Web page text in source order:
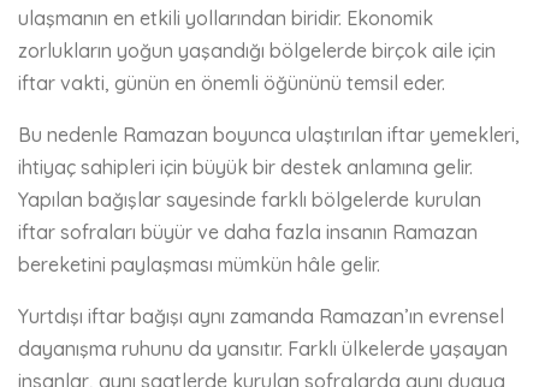
ulaşmanın en etkili yollarından biridir. Ekonomik
zorlukların yoğun yaşandığı bölgelerde birçok aile için
iftar vakti, günün en önemli öğününü temsil eder.
Bu nedenle Ramazan boyunca ulaştırılan iftar yemekleri,
ihtiyaç sahipleri için büyük bir destek anlamına gelir.
Yapılan bağışlar sayesinde farklı bölgelerde kurulan
iftar sofraları büyür ve daha fazla insanın Ramazan
bereketini paylaşması mümkün hâle gelir.
Yurtdışı iftar bağışı aynı zamanda Ramazan’ın evrensel
dayanışma ruhunu da yansıtır. Farklı ülkelerde yaşayan
insanlar, aynı saatlerde kurulan sofralarda aynı duaya